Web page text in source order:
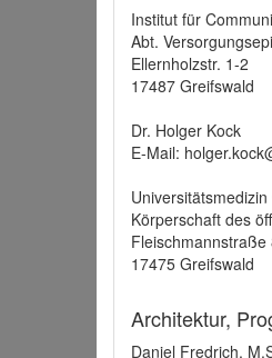
Institut für
Abt.
Ellernholzstr. 1-2
17487 Greifswald
Dr. Holger Kock
E-Mail:
Körperschaft des
Fleischmannstraße
17475 Greifswald
Architektur,
Daniel Fredrich,